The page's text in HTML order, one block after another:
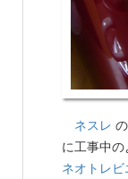
ネスレ の
に工事中の
ネオトレビ